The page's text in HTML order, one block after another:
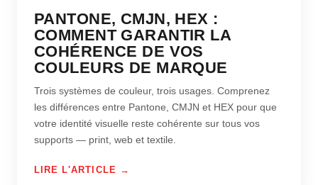
PANTONE, CMJN, HEX :
COMMENT GARANTIR LA
COHÉRENCE DE VOS
COULEURS DE MARQUE
Trois systèmes de couleur, trois usages. Comprenez
les différences entre Pantone, CMJN et HEX pour que
votre identité visuelle reste cohérente sur tous vos
supports — print, web et textile.
LIRE L'ARTICLE →